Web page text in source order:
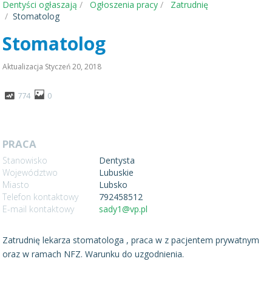
Dentyści ogłaszają Ogłoszenia pracy
Zatrudnię
Stomatolog
Stomatolog
Aktualizacja Styczeń 20, 2018
774 0
PRACA
Stanowisko
Dentysta
Województwo
Lubuskie
Miasto
Lubsko
Telefon kontaktowy
792458512
E-mail kontaktowy
sady1@vp.pl
Zatrudnię lekarza stomatologa , praca w z pacjentem prywatnym
oraz w ramach NFZ. Warunku do uzgodnienia.